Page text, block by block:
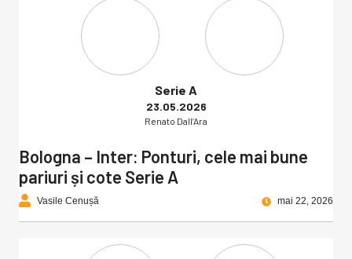
Serie A
23.05.2026
Renato Dall’Ara
Bologna – Inter: Ponturi, cele mai bune
pariuri și cote Serie A
Vasile Cenușă mai 22, 2026